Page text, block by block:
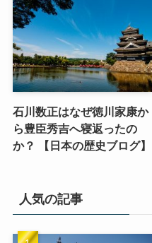
石川数正はなぜ徳川家康か
ら豊臣秀吉へ寝返ったの
か？ 【日本の歴史ブログ】
人気の記事